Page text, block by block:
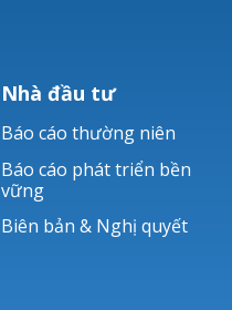
Nhà đầu tư
Báo cáo thường niên
Báo cáo phát triển bền
vững
Biên bản & Nghị quyết